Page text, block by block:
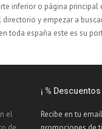
inferior o página
directorio y empezar a
en toda españa este es su
el
¡ %
Recibe en tu